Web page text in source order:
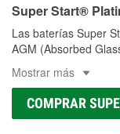
Super Start®
Las baterías Super
AGM (Absorbed
Mostrar más
COMPRAR